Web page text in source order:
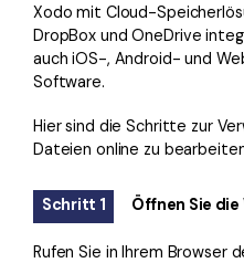
Xodo mit Cloud-
DropBox und OneDrive
auch iOS-, Android- und
Software.
Hier sind die Schritte zur
Dateien online zu
Schritt 1 Öffnen Sie
Rufen Sie in Ihrem Browser